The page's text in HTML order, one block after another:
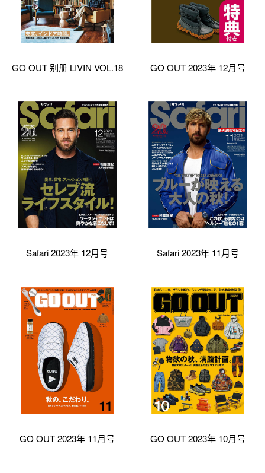
GO OUT 别册 LIVIN VOL.18 GO OUT 2023年 12月号
Safari 2023年 12月号 Safari 2023年 11月号
GO OUT 2023年 11月号 GO OUT 2023年 10月号